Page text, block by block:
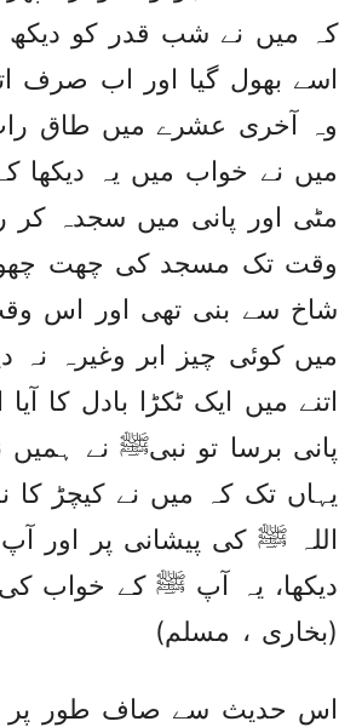
کہ میں نے شب قدر کو دیکھ
اسے بھول گیا اور اب صرف
وہ آخری عشرے میں طاق
میں نے خواب میں یہ دیکھا
مٹی اور پانی میں سجدہ کر
وقت تک مسجد کی چھت
شاخ سے بنی تھی اور اس
میں کوئی چیز ابر وغیرہ نہ
اتنے میں ایک ٹکڑا بادل کا
پانی برسا تو نبیﷺ نے ہمیں
یہاں تک کہ میں نے کیچڑ
اللہ ﷺ کی پیشانی پر اور
دیکھا، یہ آپ ﷺ کے خواب
(بخاری ، مسلم)
اس حدیث سے صاف طور پر